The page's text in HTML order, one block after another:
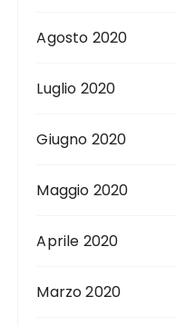
Agosto 2020
Luglio 2020
Giugno 2020
Maggio 2020
Aprile 2020
Marzo 2020